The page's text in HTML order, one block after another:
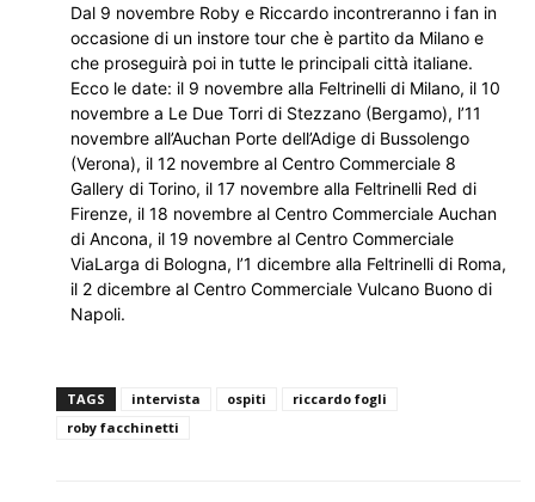
Dal 9 novembre Roby e Riccardo incontreranno i fan in
occasione di un instore tour che è partito da Milano e
che proseguirà poi in tutte le principali città italiane.
Ecco le date: il 9 novembre alla Feltrinelli di Milano, il 10
novembre a Le Due Torri di Stezzano (Bergamo), l’11
novembre all’Auchan Porte dell’Adige di Bussolengo
(Verona), il 12 novembre al Centro Commerciale 8
Gallery di Torino, il 17 novembre alla Feltrinelli Red di
Firenze, il 18 novembre al Centro Commerciale Auchan
di Ancona, il 19 novembre al Centro Commerciale
ViaLarga di Bologna, l’1 dicembre alla Feltrinelli di Roma,
il 2 dicembre al Centro Commerciale Vulcano Buono di
Napoli.
TAGS intervista ospiti
riccardo fogli
roby facchinetti